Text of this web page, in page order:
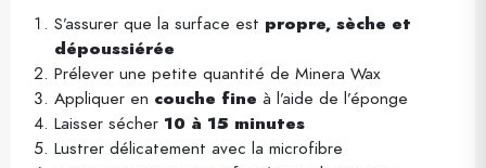
S’assurer que la surface est propre, sèche et
dépoussiérée
Prélever une petite quantité de Minera Wax
Appliquer en couche fine à l’aide de l’éponge
Laisser sécher 10 à 15 minutes
Lustrer délicatement avec la microfibre